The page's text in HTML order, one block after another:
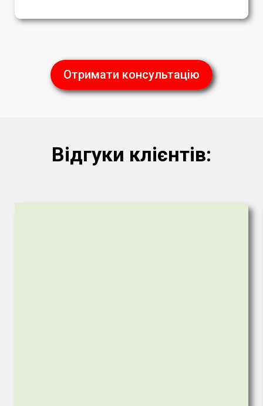
Отримати консультацію
Відгуки клієнтів: